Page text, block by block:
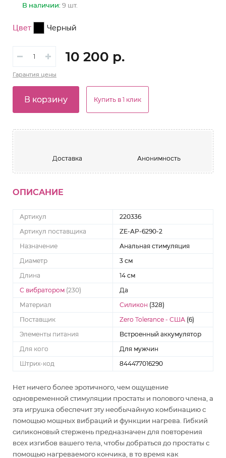
В наличии: 9 шт.
Цвет Черный
Гарантия цены
10 200 р.
В корзину Купить в 1 клик
Доставка Анонимность
ОПИСАНИЕ
Артикул
220336
Артикул поставщика
ZE-AP-6290-2
Назначение
Анальная стимуляция
Диаметр
3 см
Длина
14 см
С вибратором (230)
Да
Материал
Силикон (328)
Поставщик
Zero Tolerance - США (6)
Элементы питания
Встроенный аккумулятор
Для кого
Для мужчин
Штрих-код
844477016290
Нет ничего более эротичного, чем ощущение
одновременной стимуляции простаты и полового члена, а
эта игрушка обеспечит эту необычайную комбинацию с
помощью мощных вибраций и функции нагрева. Гибкий
силиконовый стержень предназначен для повторения
всех изгибов вашего тела, чтобы добраться до простаты с
помощью нагреваемого кончика, в то время как